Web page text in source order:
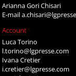
Arianna Gori Chisari
E-mail
Account
Luca Torino
l.torino@lgpresse.com
Ivana Cretier
i.cretier@lgpresse.com